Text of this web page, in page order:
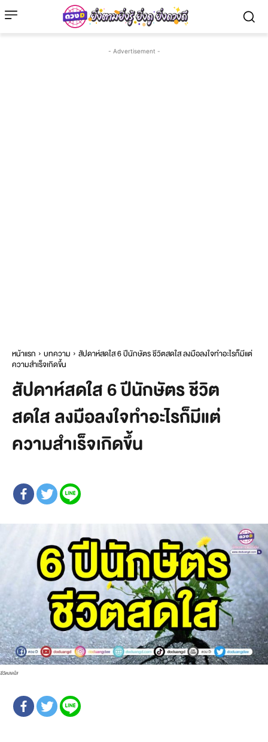
- Advertisement -
หน้าแรก บทความ
สัปดาห์สดใส 6 ปีนักษัตร ชีวิตสดใส ลงมือลงใจทำอะไรก็มีแต่
ความสำเร็จเกิดขึ้น
สัปดาห์สดใส 6 ปีนักษัตร ชีวิต
สดใส ลงมือลงใจทำอะไรก็มีแต่
ความสำเร็จเกิดขึ้น
ชีวิตสดใส